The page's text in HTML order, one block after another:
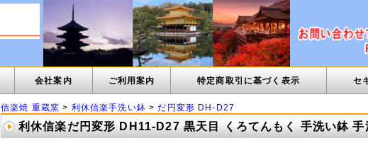
会社案内 ご利用案内 特定商取引に基づく表示 セ
信楽焼 重蔵窯 > 利休信楽手洗い鉢 >だ円変形 DH-D27
利休信楽だ円変形 DH11-D27 黒天目 くろてんもく 手洗い鉢 手